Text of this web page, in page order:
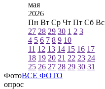
мая
2026
Пн Вт Ср Чт Пт Сб Вс
27 28 29 30 1 2 3
4 5 6 7 8 9 10
11 12 13 14 15 16 17
18 19 20 21 22 23 24
25 26 27 28 29 30 31
ФотоВСЕ ФОТО
опрос